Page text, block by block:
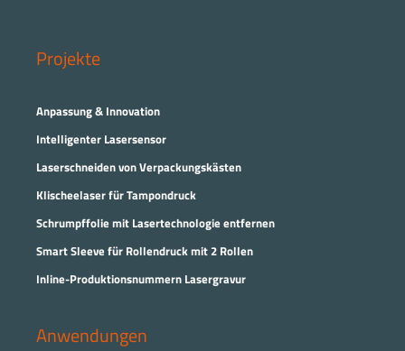
Projekte
Anpassung & Innovation
Intelligenter Lasersensor
Laserschneiden von Verpackungskästen
Klischeelaser für Tampondruck
Schrumpffolie mit Lasertechnologie entfernen
Smart Sleeve für Rollendruck mit 2 Rollen
Inline-Produktionsnummern Lasergravur
Anwendungen